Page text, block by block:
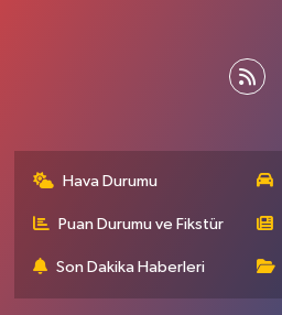
Hava Durumu
Puan Durumu ve Fikstür
Son Dakika Haberleri